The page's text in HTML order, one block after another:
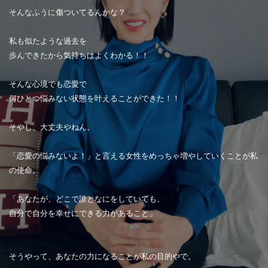
そんなふうに傷ついてるんかな？
私も似たような過去を
歩んできたから気持ちはよくわかる！！
そんな心境でも恋愛で
何ひとつ悩みない状態を叶えることができた！！
そやし、大丈夫やねん。
「恋愛の悩みないよ！」と言える女性をめっちゃ増やしていくことが私
の使命。
「あなたが、どこで誰となにをしていても、
自分で自分を幸せにできる力があること」
そうやって、あなたの力になることが私の目的やで。